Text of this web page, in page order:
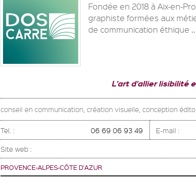
Fondée en 2018 à Aix-en-
graphiste formées aux
de communication éthique
L'art d'allier lisibilité
conseil en communication, création visuelle, conception
Tel. : 06 69 06 93 49 E-mail :
Site web :
PROVENCE-ALPES-CÔTE D'AZUR